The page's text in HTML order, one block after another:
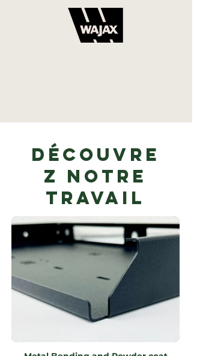
Découvre
z notre
travail